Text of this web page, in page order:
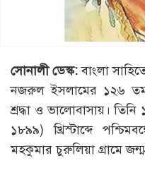
সোনালী ডেস্ক:বাংলা
নজরুল ইসলামের ১২৬ তম
শ্রদ্ধা ও ভালোবাসায়।
১৮৯৯) খ্রিস্টাব্দে
মহকুমার চুরুলিয়া গ্রামে